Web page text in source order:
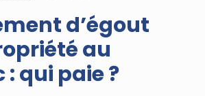
d’égout
au
: qui paie ?